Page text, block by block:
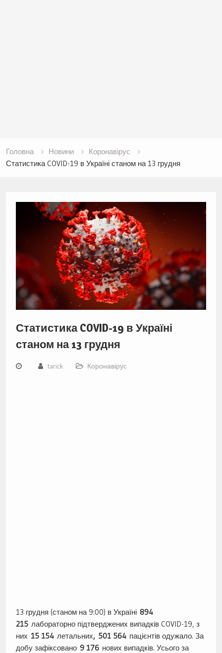
Головна Новини
Коронавірус
Статистика COVID-19 в Україні станом на 13 грудня
Статистика COVID-19 в Україні
станом на 13 грудня
tarick Коронавірус
13 грудня (станом на 9:00) в Україні 894
215лабораторно підтверджених випадків COVID-19, з
них 15 154летальних, 501 564пацієнтів одужало. За
добу зафіксовано 9 176нових випадків. Усього за